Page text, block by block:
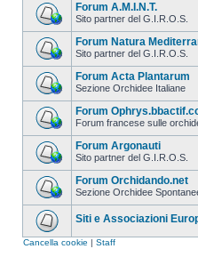
Forum A.M.I.N.T.
Sito partner del G.I.R.O.S.
Forum Natura
Sito partner del G.I.R.O.S.
Forum Acta Plantarum
Sezione Orchidee Italiane
Forum
Forum francese sulle
Forum Argonauti
Sito partner del G.I.R.O.S.
Forum Orchidando.net
Sezione Orchidee
Siti e Associazioni
Cancella cookie | Staff